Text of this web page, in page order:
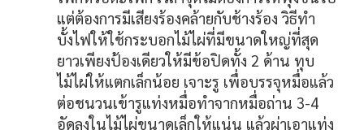
แต่ต้องการมีเสียงร้องคล้ายกับช้างร้อง วิธีทำ
บั้งไฟให้ใช้กระบอกไม้ไผ่ที่มีขนาดใหญ่ที่สุด
ยาวเพียงป้องเดียวให้มีข้อปิดทั้ง 2 ด้าน ทุบ
ไม้ไผ่ให้แตกเล็กน้อย เจาะรู เพื่อบรรจุหมื่อแล้ว
ต่อชนวนเข้ารูแท่งหมื่อทำจากหมื่อถ่าน 3-4
อัดลงในไม้ไผ่ขนาดเล็กให้แน่น แล้วผ่าเอาแท่ง